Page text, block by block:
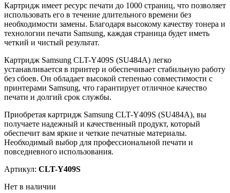
Картридж имеет ресурс печати до 1000 страниц, что позволяет
использовать его в течение длительного времени без
необходимости замены. Благодаря высокому качеству тонера и
технологии печати Samsung, каждая страница будет иметь
четкий и чистый результат.
Картридж Samsung CLT-Y409S (SU484A) легко
устанавливается в принтер и обеспечивает стабильную работу
без сбоев. Он обладает высокой степенью совместимости с
принтерами Samsung, что гарантирует отличное качество
печати и долгий срок службы.
Приобретая картридж Samsung CLT-Y409S (SU484A), вы
получаете надежный и качественный продукт, который
обеспечит вам яркие и четкие печатные материалы.
Необходимый выбор для профессиональной печати и
повседневного использования.
Артикул: CLT-Y409S
Нет в наличии